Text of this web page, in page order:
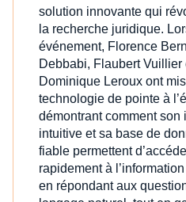
solution innovante qui
la recherche juridique.
événement, Florence
Debbabi, Flaubert Vuillier
Dominique Leroux ont
technologie de pointe à
démontrant comment son
intuitive et sa base de
fiable permettent
rapidement à
en répondant aux